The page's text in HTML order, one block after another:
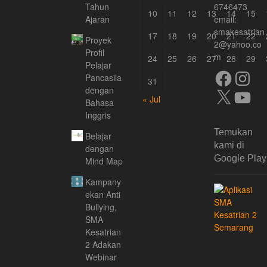
Tahun
Ajaran
Proyek
Profil
Pelajar
Pancasila
dengan
Bahasa
Inggris
Belajar
dengan
Mind Map
Kampany
ekan Anti
Bullying,
SMA
Kesatrian
2 Adakan
Webinar
10
11 12 13 14 15
17
18 19 20 21 22
24
25 26 27 28 29
31
« Jul
6746473
email:
smakesatrian
2@yahoo.co
m
Facebook
X
YouTube
Temukan
kami di
Google Play